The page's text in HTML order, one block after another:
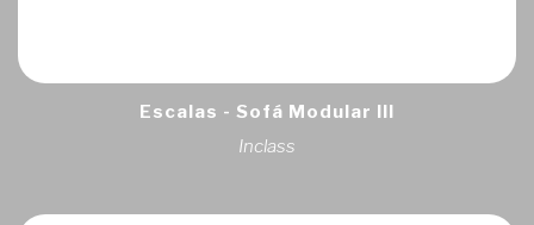
Escalas - Sofá Modular III
Inclass